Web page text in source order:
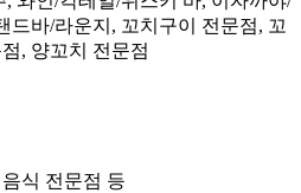
드바/라운지, 꼬치구이 전문점, 꼬
, 양꼬치 전문점
식 전문점 등